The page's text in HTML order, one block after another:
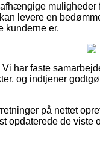
levere en
kunderne er.
har faste
og indtjener
på nettet
opdaterede de viste